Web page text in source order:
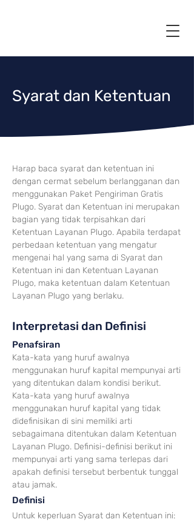
Syarat dan Ketentuan
Harap baca syarat dan ketentuan ini
dengan cermat sebelum berlangganan dan
menggunakan Paket Pengiriman Gratis
Plugo. Syarat dan Ketentuan ini merupakan
bagian yang tidak terpisahkan dari
Ketentuan Layanan Plugo. Apabila terdapat
perbedaan ketentuan yang mengatur
mengenai hal yang sama di Syarat dan
Ketentuan ini dan Ketentuan Layanan
Plugo, maka ketentuan dalam Ketentuan
Layanan Plugo yang berlaku.
Interpretasi dan Definisi
Penafsiran
Kata-kata yang huruf awalnya
menggunakan huruf kapital mempunyai arti
yang ditentukan dalam kondisi berikut.
Kata-kata yang huruf awalnya
menggunakan huruf kapital yang tidak
didefinisikan di sini memiliki arti
sebagaimana ditentukan dalam Ketentuan
Layanan Plugo. Definisi-definisi berikut ini
mempunyai arti yang sama terlepas dari
apakah definisi tersebut berbentuk tunggal
atau jamak.
Definisi
Untuk keperluan Syarat dan Ketentuan ini: